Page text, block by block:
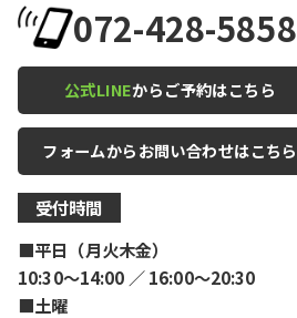
072-428-5858
公式LINEからご予約はこちら
フォームからお問い合わせはこちら
受付時間
■平日（月火木金）
10:30〜14:00 ／ 16:00〜20:30
■土曜